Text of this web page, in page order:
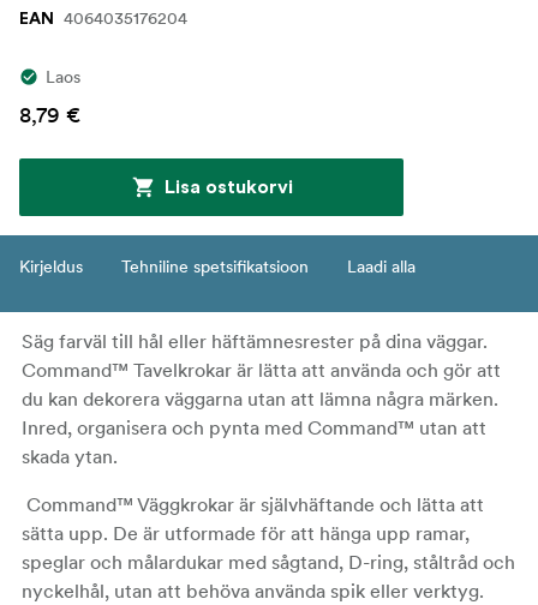
EAN 4064035176204
Laos
8,79 €
Lisa ostukorvi
Kirjeldus Tehniline spetsifikatsioon Laadi alla
Säg farväl till hål eller häftämnesrester på dina väggar.
Command™ Tavelkrokar är lätta att använda och gör att
du kan dekorera väggarna utan att lämna några märken.
Inred, organisera och pynta med Command™ utan att
skada ytan.
Command™ Väggkrokar är självhäftande och lätta att
sätta upp. De är utformade för att hänga upp ramar,
speglar och målardukar med sågtand, D-ring, ståltråd och
nyckelhål, utan att behöva använda spik eller verktyg.